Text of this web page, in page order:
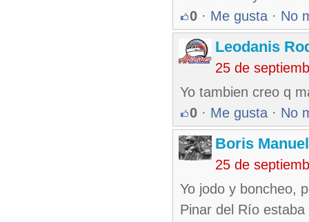
0 · Me gusta · No
Leodanis
25 de
Yo tambien creo q
0 · Me gusta · No
Boris
25 de
Yo jodo y boncheo,
Pinar del Río